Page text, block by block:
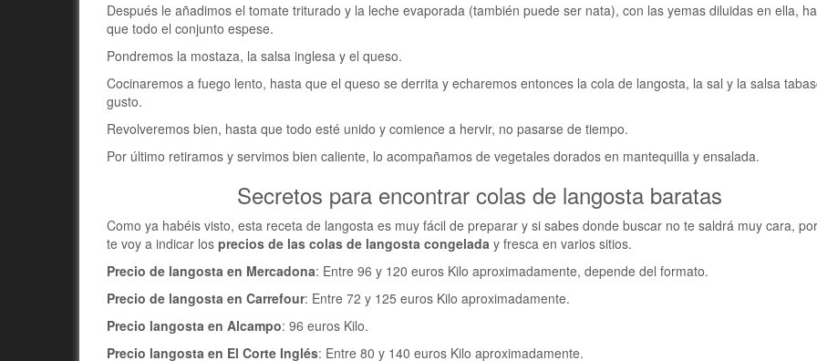
Después le añadimos el tomate triturado y la leche evaporada (también puede ser nata), con las yemas diluidas en ella,
que todo el conjunto espese.
Pondremos la mostaza, la salsa inglesa y el queso.
Cocinaremos a fuego lento, hasta que el queso se derrita y echaremos entonces la cola de langosta, la sal y la salsa
gusto.
Revolveremos bien, hasta que todo esté unido y comience a hervir, no pasarse de tiempo.
Por último retiramos y servimos bien caliente, lo acompañamos de vegetales dorados en mantequilla y ensalada.
Secretos para encontrar colas de langosta baratas
Como ya habéis visto, esta receta de langosta es muy fácil de preparar y si sabes donde buscar no te saldrá muy cara,
te voy a indicar los precios de las colas de langosta congelada y fresca en varios sitios.
Precio de langosta en Mercadona: Entre 96 y 120 euros Kilo aproximadamente, depende del formato.
Precio de langosta en Carrefour: Entre 72 y 125 euros Kilo aproximadamente.
Precio langosta en Alcampo: 96 euros Kilo.
Precio langosta en El Corte Inglés: Entre 80 y 140 euros Kilo aproximadamente.